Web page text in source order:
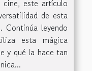
este artículo
de esta
Continúa leyendo
esta mágica
y qué la hace tan